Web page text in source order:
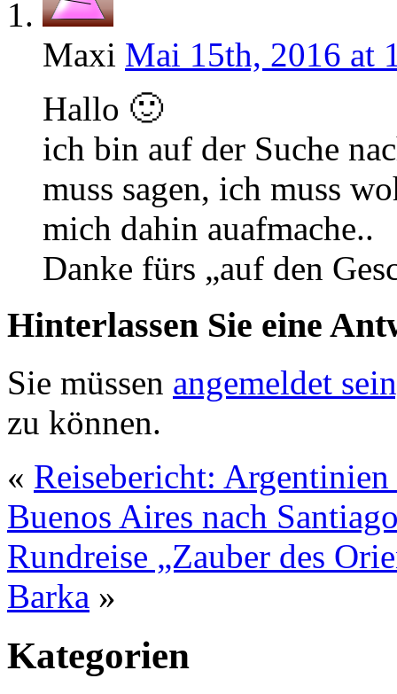
Maxi Mai 15th, 2016 at
Hallo 🙂
ich bin auf der Suche
muss sagen, ich muss
mich dahin auafmache..
Danke fürs „auf den
Hinterlassen Sie eine
Sie müssen angemeldet
zu können.
« Reisebericht:
Buenos Aires nach
Rundreise „Zauber des
Barka »
Kategorien